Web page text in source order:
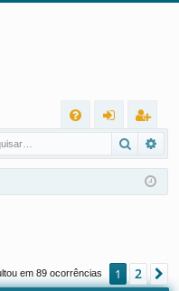
Q
ra
r
eg
ist
ra
em 89 ocorrências 1 2